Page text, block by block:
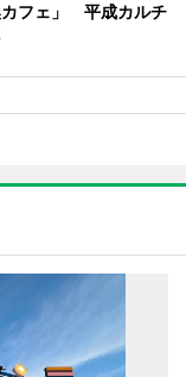
カフェ」 平成カルチ